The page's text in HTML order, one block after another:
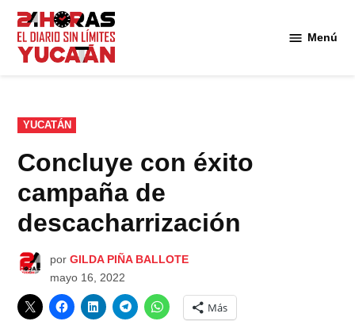
Saltar
contenido
Menú
PUBLICADO
EN
YUCATÁN
Concluye con éxito
campaña de
descacharrización
por GILDA PIÑA BALLOTE
mayo 16, 2022
Más